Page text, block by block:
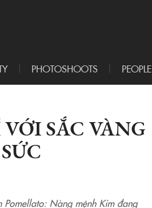
PHOTOSHOOTS PEOPLE
SẮC VÀNG
Pomellato: Nàng mệnh Kim đang